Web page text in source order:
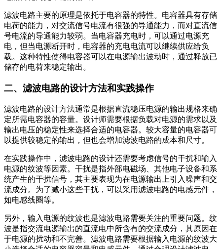
滤波电路主要的原理是依托于电容器的特性。电容器具有存储
电荷的能力，对交流信号电流有很强的导通能力，而对直流信
号电流的导通能力较弱。当电容器充电时，可以通过电源充
电，但当电源断开时，电容器的充电电流可以继续供应给负
载。这种特性使得电容器可以在电源输出波动时，通过释放已
储存的电荷来稳定输出。
二、滤波电路的设计方法和实践操作
滤波电路的设计方法通常是根据直流稳压电源的输出规格来确
定所需电容器的容量。设计师需要根据负载对电源的需求以及
输出电压的稳定性来选择合适的电容器。较大容量的电容器可
以提供较稳定的输出，但也会增加滤波电路的成本和尺寸。
在实践操作中，滤波电路的设计还需要考虑信号的干扰和输入
电源的纹波等因素。干扰是指外部电磁场、其他电子设备和系
统产生的干扰信号，其主要表现为在电源输出上引入噪声和交
流成分。为了减小这些干扰，可以采用滤波电路的电感元件，
如电感线圈等。
另外，输入电源的纹波也是滤波电路需要关注的重要问题。纹
波是指交流电源输出的直流电中所含有的交流成分，其原因在
于电源的扰动和不完善。滤波电路需要根据输入电源的纹波大